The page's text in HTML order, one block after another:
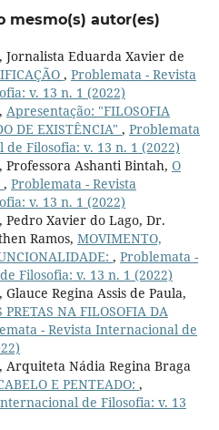
mesmo(s) autor(es)
Jornalista Eduarda Xavier de
, Problemata - Revista
v. 13 n. 1 (2022)
Apresentação: "FILOSOFIA
DE EXISTÊNCIA" , Problemata
Filosofia: v. 13 n. 1 (2022)
Professora Ashanti Bintah, O
, Problemata - Revista
v. 13 n. 1 (2022)
Pedro Xavier do Lago, Dr.
Ramos, MOVIMENTO,
, Problemata -
Filosofia: v. 13 n. 1 (2022)
Regina Assis de Paula,
PRETAS NA FILOSOFIA DA
- Revista Internacional de
Arquiteta Nádia Regina Braga
E PENTEADO: ,
de Filosofia: v. 13